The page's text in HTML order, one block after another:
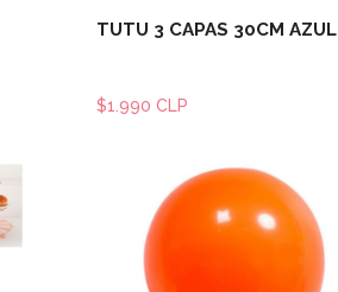
TUTU 3 CAPAS 30CM AZUL
$1.990 CLP